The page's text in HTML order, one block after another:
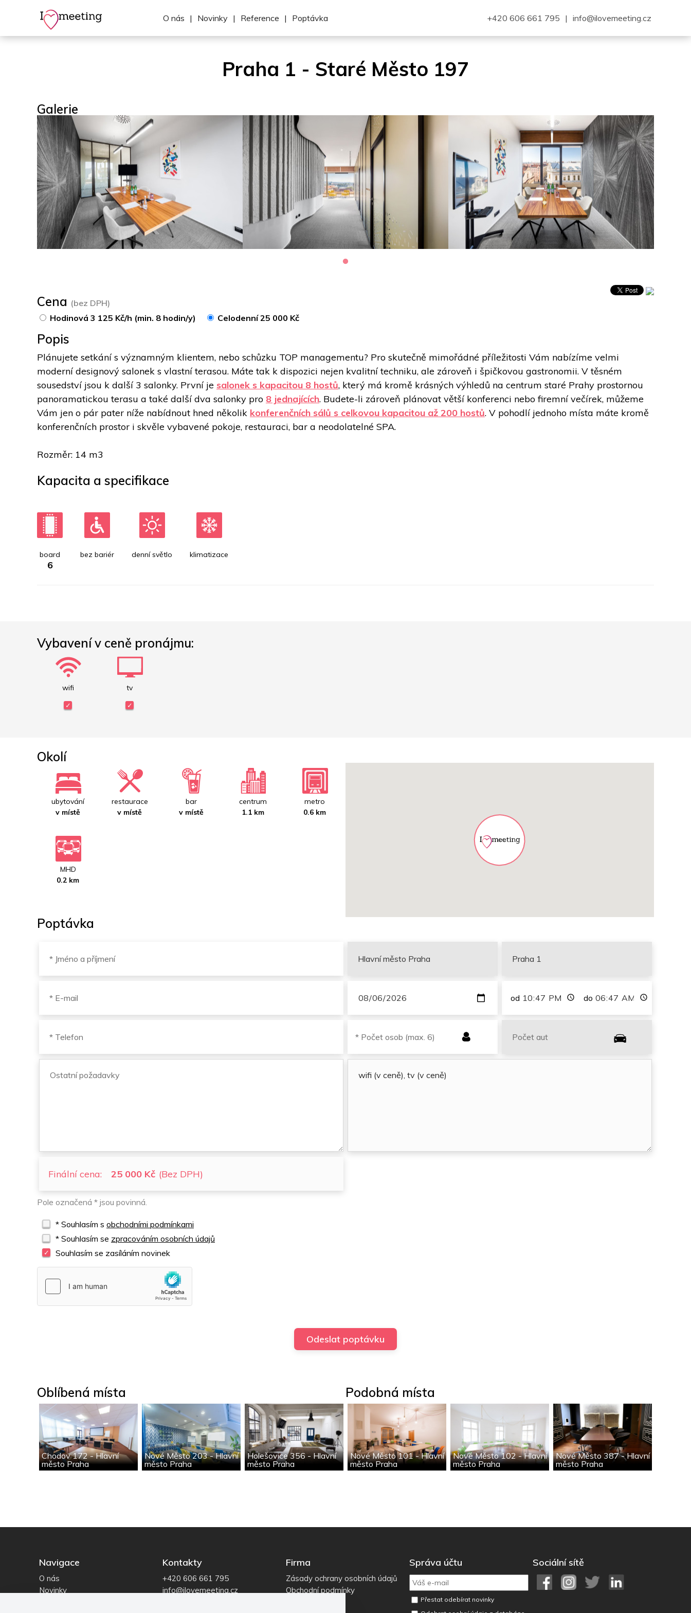
O nás | Novinky | Reference | Poptávka +420 606 661 795 | info@ilovemeeting.cz
Praha 1 - Staré Město 197
Galerie
Cena (bez DPH)
Hodinová 3 125 Kč/h (min. 8 hodin/y)
Celodenní 25 000 Kč
Popis
Plánujete setkání s významným klientem, nebo schůzku TOP managementu? Pro skutečně mimořádné příležitosti Vám nabízíme velmi
moderní designový salonek s vlastní terasou. Máte tak k dispozici nejen kvalitní techniku, ale zároveň i špičkovou gastronomii. V těsném
sousedství jsou k další 3 salonky. První je salonek s kapacitou 8 hostů, který má kromě krásných výhledů na centrum staré Prahy prostornou
panoramatickou terasu a také další dva salonky pro 8 jednajících. Budete-li zároveň plánovat větší konferenci nebo firemní večírek, můžeme
Vám jen o pár pater níže nabídnout hned několik konferenčních sálů s celkovou kapacitou až 200 hostů. V pohodlí jednoho místa máte kromě
konferenčních prostor i skvěle vybavené pokoje, restauraci, bar a neodolatelné SPA.
Rozměr: 14 m3
Kapacita a specifikace
board
6
bez bariér denní světlo klimatizace
Vybavení v ceně pronájmu:
wifi tv
Okolí
ubytování
v místě
restaurace
v místě
bar
v místě
centrum
1.1 km
metro
0.6 km
MHD
0.2 km
Poptávka
od do
Finální cena: 25 000 Kč (Bez DPH)
Pole označená * jsou povinná.
* Souhlasím s obchodními podmínkami
* Souhlasím se zpracováním osobních údajů
Souhlasím se zasíláním novinek
Oblíbená místa
Chodov 172 - Hlavní
město Praha
Nové Město 203 - Hlavní
město Praha
Holešovice 356 - Hlavní
město Praha
Podobná místa
Nové Město 101 - Hlavní
město Praha
Nové Město 102 - Hlavní
město Praha
Nové Město 387 - Hlavní
město Praha
Navigace
O nás
Novinky
Kontakty
+420 606 661 795
info@ilovemeeting.cz
Firma
Zásady ochrany osobních údajů
Obchodní podmínky
Správa účtu
Přestat odebírat novinky
Sociální sítě